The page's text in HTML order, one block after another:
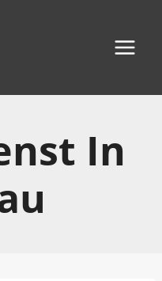
In